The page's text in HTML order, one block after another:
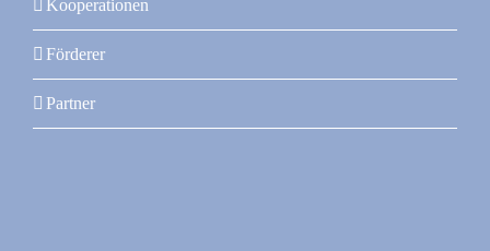
Kooperationen
Förderer
Partner